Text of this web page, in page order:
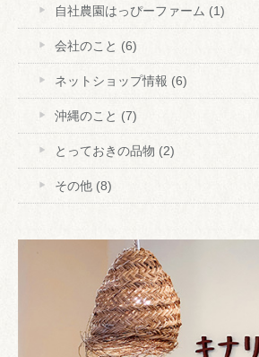
自社農園はっぴーファーム (1)
会社のこと (6)
ネットショップ情報 (6)
沖縄のこと (7)
とっておきの品物 (2)
その他 (8)